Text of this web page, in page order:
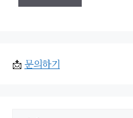
📩 문의하기